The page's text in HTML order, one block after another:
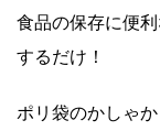
食品の保存に便
するだけ！
ポリ袋のかしゃ